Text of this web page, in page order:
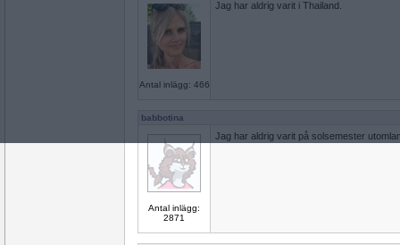
Antal inlägg: 466
Jag har aldrig varit i Thailand.
babbotina
Antal inlägg:
2871
Jag har aldrig varit på solsemester